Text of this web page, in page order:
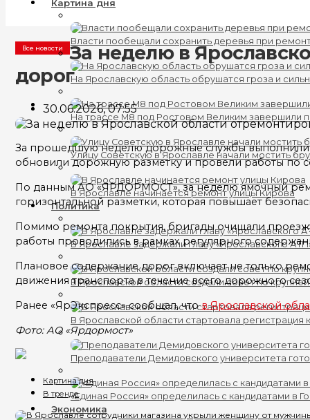
Картина дня
Власти пообещали сохранить деревья при
На Ярославскую область обрушатся гроза и
На трассе М8 под Ростовом Великим завершили
Улицу Советскую в Ярославле начали мостить
В Ярославле начинается ремонт улицы Кирова
Политика
В Ярославле задержали главу «Ярославского
В Ярославской области создали совет по
В Ярославской области стартовала регистрация
Преподаватели Демидовского университета
«Единая Россия» определилась с кандидатами в
Экономика
Все новости
За неделю в
дорог
30.06.2026, 07:55
За прошедшую неделю дорожные службы выполнили
обновили дорожную разметку и провели работы по
По данным АО «ЯРДОРМОСТ», за неделю ямочный
горизонтальной разметки, которая повышает
Помимо ремонта покрытия, бригады очищали
работы проводились в рамках регулярного
Плановое содержание дорог включает не только
движения транспорта в течение всего дорожного
Ранее «ЯрЭкспресс» сообщал, чтов Ярославской
Фото: АО «Ярдормост»
Картина дня
В тренде